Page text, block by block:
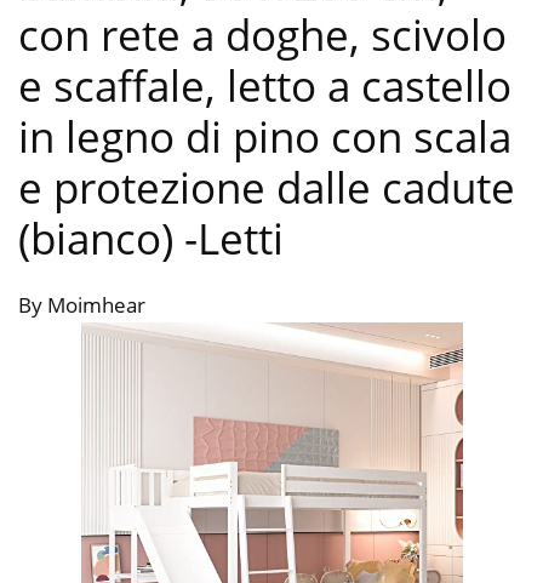
con rete a doghe, scivolo
e scaffale, letto a castello
in legno di pino con scala
e protezione dalle cadute
(bianco) -Letti
By Moimhear